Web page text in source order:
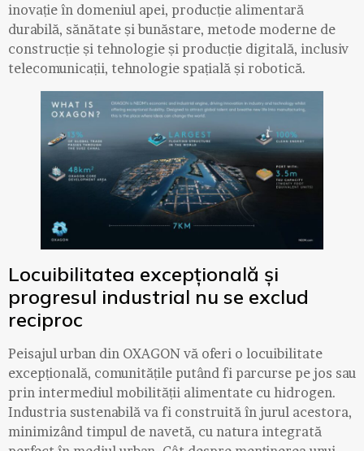
inovație în domeniul apei, producție alimentară
durabilă, sănătate și bunăstare, metode moderne de
construcție și tehnologie și producție digitală, inclusiv
telecomunicații, tehnologie spațială și robotică.
Locuibilitatea excepțională și
progresul industrial nu se exclud
reciproc
Peisajul urban din OXAGON vă oferi o locuibilitate
excepțională, comunitățile putând fi parcurse pe jos sau
prin intermediul mobilității alimentate cu hidrogen.
Industria sustenabilă va fi construită în jurul acestora,
minimizând timpul de navetă, cu natura integrată